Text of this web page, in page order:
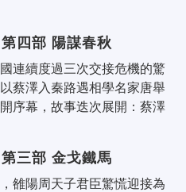
第四部 陽謀春秋
連續度過三次交接危機的驚
蔡澤入秦路遇相學名家唐舉
序幕，故事迭次展開：蔡澤
第三部 金戈鐵馬
雒陽周天子君臣驚慌迎接為